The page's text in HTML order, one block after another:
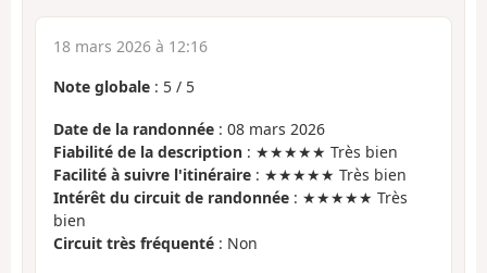
18 mars 2026 à 12:16
Note globale : 5 / 5
Date de la randonnée : 08 mars 2026
Fiabilité de la description : ★★★★★ Très bien
Facilité à suivre l'itinéraire : ★★★★★ Très bien
Intérêt du circuit de randonnée : ★★★★★ Très
bien
Circuit très fréquenté : Non